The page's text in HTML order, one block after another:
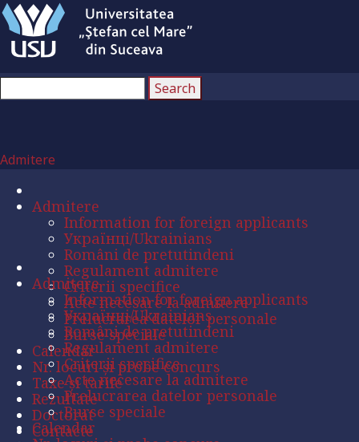
Admitere
Admitere
Information for foreign applicants
Українці/Ukrainians
Români de pretutindeni
Regulament admitere
Criterii specifice
Acte necesare la admitere
Prelucrarea datelor personale
Burse speciale
Calendar
Nr. locuri și probe concurs
Taxe și tarife
Rezultate
Doctorat
Contacte
Admitere
Information for foreign applicants
Українці/Ukrainians
Români de pretutindeni
Regulament admitere
Criterii specifice
Acte necesare la admitere
Prelucrarea datelor personale
Burse speciale
Calendar